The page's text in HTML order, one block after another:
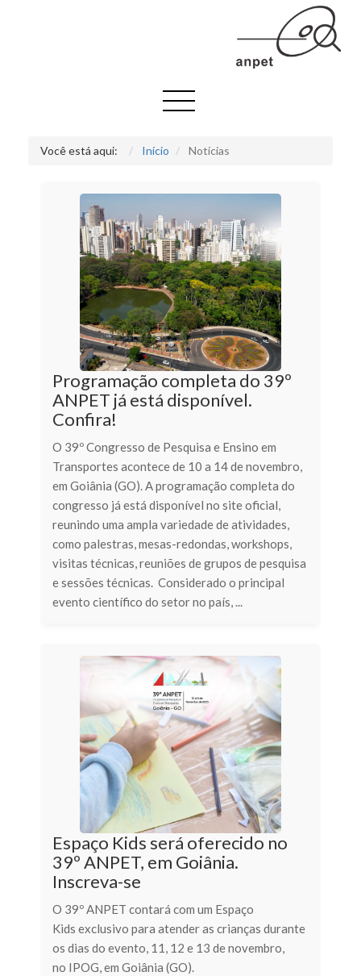
Você está aqui: Início Notícias
Programação completa do 39º
ANPET já está disponível.
Confira!
O 39º Congresso de Pesquisa e Ensino em
Transportes acontece de 10 a 14 de novembro,
em Goiânia (GO). A programação completa do
congresso já está disponível no site oficial,
reunindo uma ampla variedade de atividades,
como palestras, mesas-redondas, workshops,
visitas técnicas, reuniões de grupos de pesquisa
e sessões técnicas. Considerado o principal
evento científico do setor no país, ...
Espaço Kids será oferecido no
39º ANPET, em Goiânia.
Inscreva-se
O 39º ANPET contará com um Espaço
Kids exclusivo para atender as crianças durante
os dias do evento, 11, 12 e 13 de novembro,
no IPOG, em Goiânia (GO).